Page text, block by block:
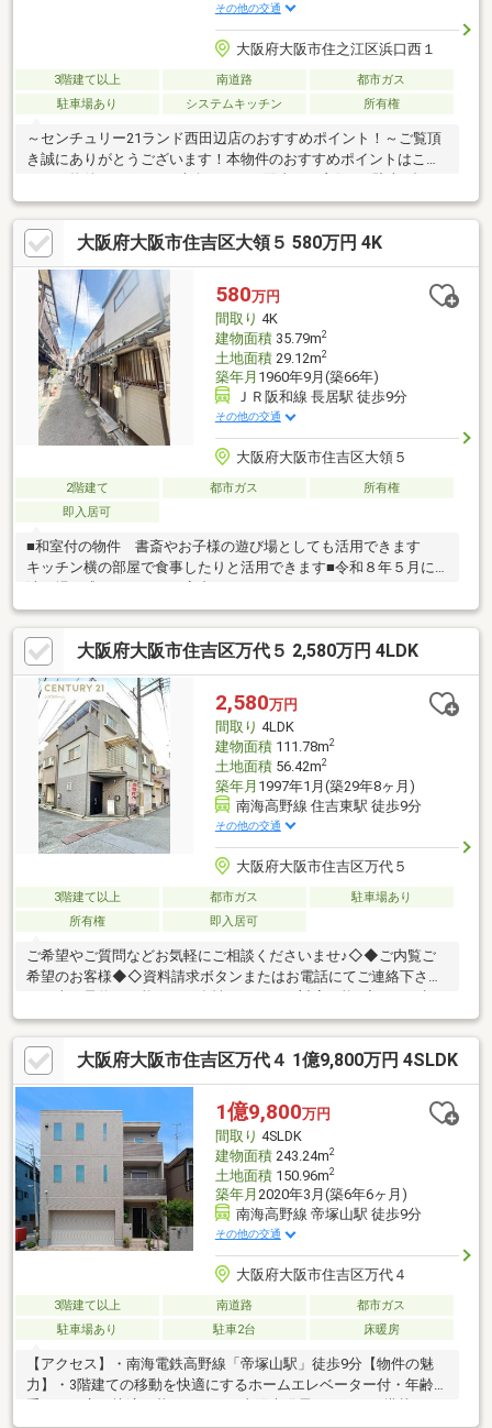
その他の交通
大阪府大阪市住之江区浜口西１
3階建て以上 南道路
都市ガス
駐車場あり
システムキッチン 所有権
～センチュリー21ランド西田辺店のおすすめポイント！～ご覧頂
き誠にありがとうございます！本物件のおすすめポイントはこち
ら！＜物件について＞■南向きのため陽当たり良好！■駐車1台可
能（車種による）■トイレ2ヵ所あり！＜立地＞■南海本線「住吉
大社」駅より徒歩約8分お気軽にお問い合わせください！＜センチ
ュリー21ランドについて＞●センチュリー21ランド西田辺店
は・・・ お客様のニーズに寄り添い、大切なお住まいのご購入
に最後まで伴走いたします！●リフォームのご相談も承っており
ます。●不動産に関するお悩み等、なんでもお気軽にご相談くだ
さいませ！
大阪府大阪市住吉区大領５ 580万円 4K
580万円
間取り 4K
建物面積35.79m2
土地面積29.12m2
築年月 1960年9月(築66年)
ＪＲ阪和線 長居駅 徒歩9分
その他の交通
大阪府大阪市住吉区大領５
2階建て 都市ガス
所有権
即入居可
■和室付の物件 書斎やお子様の遊び場としても活用できます
キッチン横の部屋で食事したりと活用できます■令和８年５月に
デザインの温水洗浄便座付きトイレ。■追炊き機能が付いたバス
ルーム♪
大阪府大阪市住吉区万代５ 2,580万円 4LDK
2,580万円
間取り 4LDK
建物面積111.78m2
土地面積56.42m2
築年月 1997年1月(築29年8ヶ月)
南海高野線 住吉東駅 徒歩9分
その他の交通
大阪府大阪市住吉区万代５
3階建て以上 都市ガス
駐車場あり
所有権
即入居可
ご希望やご質問などお気軽にご相談くださいませ♪◇◆ご内覧ご
希望のお客様◆◇資料請求ボタンまたはお電話にてご連絡下さ
い。当日予約も可能です。女性スタッフも対応可能♪◆ローン相
談◆住み替え相談◆相続相談◆リースバック相談◆家、土地 売
却査定相談 等ポータルサイトには掲載していない物件情報も当
社HPにて多数掲載しておりますので、ぜひご覧くださいませ。
『センチュリー２１ シズラホーム』Googleで検索♪ネットに掲
載されている他物件も同時に内覧、ご案内可能です♪0120‐728‐
426☆売却物件募集中☆即金買取強化中♪
大阪府大阪市住吉区万代４ 1億9,800万円 4SLDK
1億9,800万円
間取り 4SLDK
建物面積243.24m2
土地面積150.96m2
築年月 2020年3月(築6年6ヶ月)
南海高野線 帝塚山駅 徒歩9分
その他の交通
大阪府大阪市住吉区万代４
3階建て以上 南道路
都市ガス
駐車場あり
駐車2台 床暖房
【アクセス】・南海電鉄高野線「帝塚山駅」徒歩9分【物件の魅
力】・3階建ての移動を快適にするホームエレベーター付・年齢を